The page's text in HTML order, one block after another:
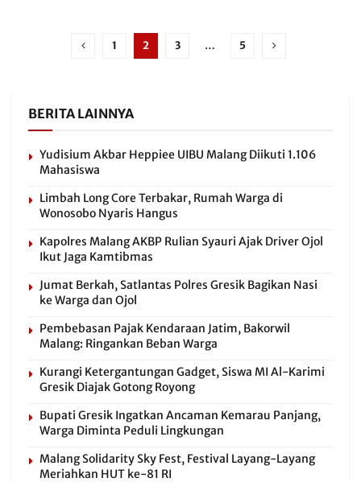
1 2 3 … 5
BERITA LAINNYA
Yudisium Akbar Heppiee UIBU Malang Diikuti 1.106
Mahasiswa
Limbah Long Core Terbakar, Rumah Warga di
Wonosobo Nyaris Hangus
Kapolres Malang AKBP Rulian Syauri Ajak Driver Ojol
Ikut Jaga Kamtibmas
Jumat Berkah, Satlantas Polres Gresik Bagikan Nasi
ke Warga dan Ojol
Pembebasan Pajak Kendaraan Jatim, Bakorwil
Malang: Ringankan Beban Warga
Kurangi Ketergantungan Gadget, Siswa MI Al-Karimi
Gresik Diajak Gotong Royong
Bupati Gresik Ingatkan Ancaman Kemarau Panjang,
Warga Diminta Peduli Lingkungan
Malang Solidarity Sky Fest, Festival Layang-Layang
Meriahkan HUT ke-81 RI